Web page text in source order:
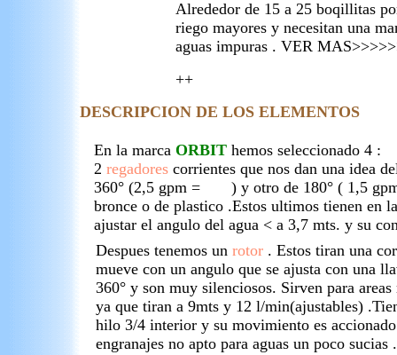
Alrededor de 15 a 25 boqillitas
riego mayores y necesitan una
aguas impuras . VER
++
DESCRIPCION DE LOS ELEMENTOS
En la marca ORBIThemos seleccionado 4 :
2 regadorescorrientes que nos dan una idea
360° (2,5 gpm = ) y otro de 180° ( 1,5
bronce o de plastico .Estos ultimos tienen en
ajustar el angulo del agua < a 3,7 mts. y su
Despues tenemos un rotor. Estos tiran una
mueve con un angulo que se ajusta con una
360° y son muy silenciosos. Sirven para areas
ya que tiran a 9mts y 12 l/min(ajustables)
hilo 3/4 interior y su movimiento es
engranajes no apto para aguas un poco sucias